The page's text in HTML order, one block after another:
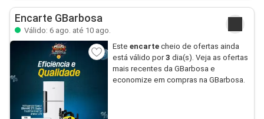
Encarte GBarbosa
Válido: 6 ago. até 10 ago.
Este encartecheio de ofertas ainda
está válido por3 dia(s). Veja as ofertas
mais recentes da GBarbosa e
economize em compras na GBarbosa.